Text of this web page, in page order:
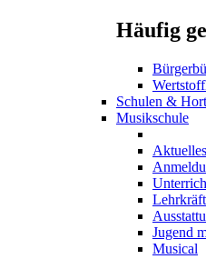
Häufig
Schulen &
Musikschule
Aktuelles
Jugend
Musical